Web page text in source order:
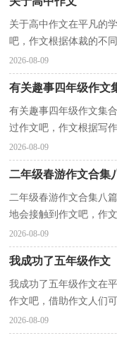
关于高中作文在平凡的
吧，作文根据体裁的不
文。写起作文来就毫无
2026-08-09
有关趣事四年级作文
有关趣事四年级作文集
过作文吧，作文根据写
文。还是对作文一筹莫
2026-08-09
二年级春游作文合集
二年级春游作文合集八
地会接触到作文吧，作
了让您在写作文时更加
2026-08-09
我成功了五年级作文
我成功了五年级作文在
作文吧，借助作文人们
让许多人都头痛的问题
2026-08-09